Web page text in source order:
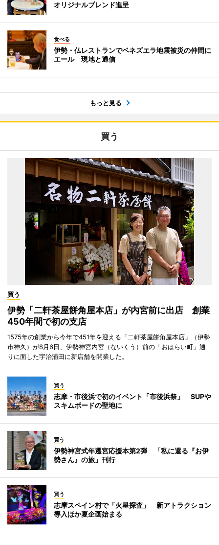
オリジナルブレンド進呈
食べる
伊勢・仏レストランでベネズエラ地震被災の仲間に
エール 現地と通信
もっと見る
買う
買う
伊勢「二軒茶屋餅角屋本店」が内宮前に出店 創業
450年間で初の支店
1575年の創業から今年で451年を迎える「二軒茶屋餅角屋本店」（伊勢
市神久）が8月6日、伊勢神宮内宮（ないくう）前の「おはらい町」通
りに面した宇治浦田に新店舗を開業した。
買う
志摩・市後浜で初のイベント「市後浜祭」 SUPや
スキムボードの聖地に
買う
伊勢神宮式年遷宮応援本第2弾 「私に還る『お伊
勢さん』の旅」刊行
買う
志摩スペイン村で「火星探査」 新アトラクション
導入ほか夏企画始まる